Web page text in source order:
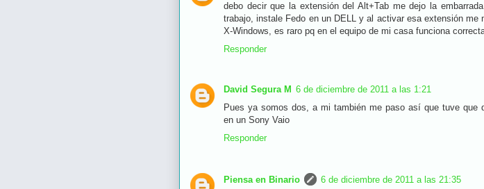
debo decir que la extensión del Alt+Tab me dejo la
trabajo, instale Fedo en un DELL y al activar esa extensión me
X-Windows, es raro pq en el equipo de mi casa funciona
Responder
David Segura M 6 de diciembre de 2011 a las 1:21
Pues ya somos dos, a mi también me paso así que tuve que
en un Sony Vaio
Responder
Piensa en Binario 6 de diciembre de 2011 a las 21:35